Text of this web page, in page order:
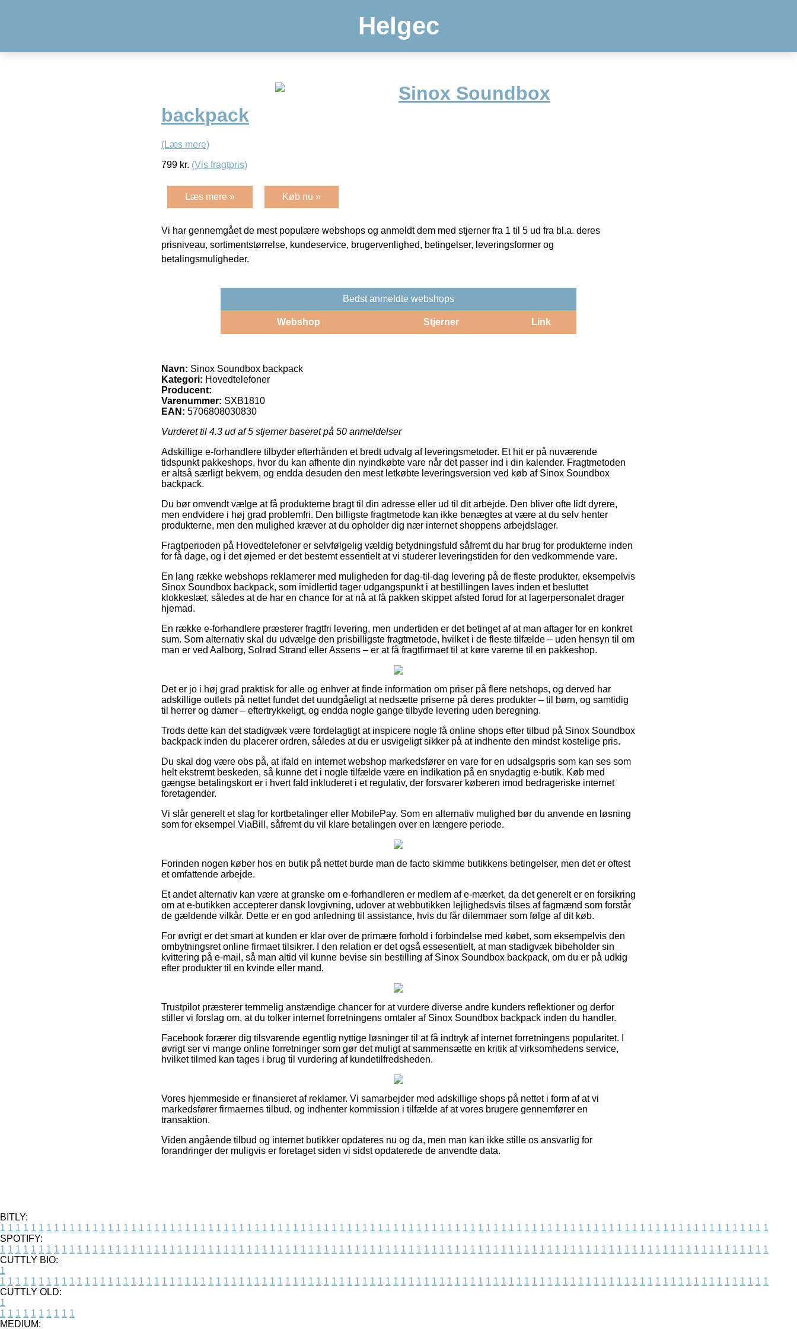
Helgec
Sinox Soundbox
backpack
(Læs mere)
799 kr. (Vis fragtpris)
Læs mere » Køb nu »
Vi har gennemgået de mest populære webshops og anmeldt dem med stjerner fra 1 til 5 ud fra bl.a. deres
prisniveau, sortimentstørrelse, kundeservice, brugervenlighed, betingelser, leveringsformer og
betalingsmuligheder.
Bedst anmeldte webshops
Webshop Stjerner Link
Navn: Sinox Soundbox backpack
Kategori: Hovedtelefoner
Producent:
Varenummer: SXB1810
EAN: 5706808030830
Vurderet til 4.3 ud af 5 stjerner baseret på 50 anmeldelser
Adskillige e-forhandlere tilbyder efterhånden et bredt udvalg af leveringsmetoder. Et hit er på nuværende
tidspunkt pakkeshops, hvor du kan afhente din nyindkøbte vare når det passer ind i din kalender. Fragtmetoden
er altså særligt bekvem, og endda desuden den mest letkøbte leveringsversion ved køb af Sinox Soundbox
backpack.
Du bør omvendt vælge at få produkterne bragt til din adresse eller ud til dit arbejde. Den bliver ofte lidt dyrere,
men endvidere i høj grad problemfri. Den billigste fragtmetode kan ikke benægtes at være at du selv henter
produkterne, men den mulighed kræver at du opholder dig nær internet shoppens arbejdslager.
Fragtperioden på Hovedtelefoner er selvfølgelig vældig betydningsfuld såfremt du har brug for produkterne inden
for få dage, og i det øjemed er det bestemt essentielt at vi studerer leveringstiden for den vedkommende vare.
En lang række webshops reklamerer med muligheden for dag-til-dag levering på de fleste produkter, eksempelvis
Sinox Soundbox backpack, som imidlertid tager udgangspunkt i at bestillingen laves inden et besluttet
klokkeslæt, således at de har en chance for at nå at få pakken skippet afsted forud for at lagerpersonalet drager
hjemad.
En række e-forhandlere præsterer fragtfri levering, men undertiden er det betinget af at man aftager for en konkret
sum. Som alternativ skal du udvælge den prisbilligste fragtmetode, hvilket i de fleste tilfælde – uden hensyn til om
man er ved Aalborg, Solrød Strand eller Assens – er at få fragtfirmaet til at køre varerne til en pakkeshop.
Det er jo i høj grad praktisk for alle og enhver at finde information om priser på flere netshops, og derved har
adskillige outlets på nettet fundet det uundgåeligt at nedsætte priserne på deres produkter – til børn, og samtidig
til herrer og damer – eftertrykkeligt, og endda nogle gange tilbyde levering uden beregning.
Trods dette kan det stadigvæk være fordelagtigt at inspicere nogle få online shops efter tilbud på Sinox Soundbox
backpack inden du placerer ordren, således at du er usvigeligt sikker på at indhente den mindst kostelige pris.
Du skal dog være obs på, at ifald en internet webshop markedsfører en vare for en udsalgspris som kan ses som
helt ekstremt beskeden, så kunne det i nogle tilfælde være en indikation på en snydagtig e-butik. Køb med
gængse betalingskort er i hvert fald inkluderet i et regulativ, der forsvarer køberen imod bedrageriske internet
foretagender.
Vi slår generelt et slag for kortbetalinger eller MobilePay. Som en alternativ mulighed bør du anvende en løsning
som for eksempel ViaBill, såfremt du vil klare betalingen over en længere periode.
Forinden nogen køber hos en butik på nettet burde man de facto skimme butikkens betingelser, men det er oftest
et omfattende arbejde.
Et andet alternativ kan være at granske om e-forhandleren er medlem af e-mærket, da det generelt er en forsikring
om at e-butikken accepterer dansk lovgivning, udover at webbutikken lejlighedsvis tilses af fagmænd som forstår
de gældende vilkår. Dette er en god anledning til assistance, hvis du får dilemmaer som følge af dit køb.
For øvrigt er det smart at kunden er klar over de primære forhold i forbindelse med købet, som eksempelvis den
ombytningsret online firmaet tilsikrer. I den relation er det også essesentielt, at man stadigvæk bibeholder sin
kvittering på e-mail, så man altid vil kunne bevise sin bestilling af Sinox Soundbox backpack, om du er på udkig
efter produkter til en kvinde eller mand.
Trustpilot præsterer temmelig anstændige chancer for at vurdere diverse andre kunders reflektioner og derfor
stiller vi forslag om, at du tolker internet forretningens omtaler af Sinox Soundbox backpack inden du handler.
Facebook forærer dig tilsvarende egentlig nyttige løsninger til at få indtryk af internet forretningens popularitet. I
øvrigt ser vi mange online forretninger som gør det muligt at sammensætte en kritik af virksomhedens service,
hvilket tilmed kan tages i brug til vurdering af kundetilfredsheden.
Vores hjemmeside er finansieret af reklamer. Vi samarbejder med adskillige shops på nettet i form af at vi
markedsfører firmaernes tilbud, og indhenter kommission i tilfælde af at vores brugere gennemfører en
transaktion.
Viden angående tilbud og internet butikker opdateres nu og da, men man kan ikke stille os ansvarlig for
forandringer der muligvis er foretaget siden vi sidst opdaterede de anvendte data.
BITLY:
1 1 1 1 1 1 1 1 1 1 1 1 1 1 1 1 1 1 1 1 1 1 1 1 1 1 1 1 1 1 1 1 1 1 1 1 1 1 1 1 1 1 1 1 1 1 1 1 1 1 1 1 1 1 1 1 1 1 1 1 1 1 1 1 1 1 1 1 1 1 1 1 1 1 1 1 1 1 1 1 1 1 1 1 1 1 1 1 1 1 1 1 1 1 1 1 1 1 1 1
SPOTIFY:
1 1 1 1 1 1 1 1 1 1 1 1 1 1 1 1 1 1 1 1 1 1 1 1 1 1 1 1 1 1 1 1 1 1 1 1 1 1 1 1 1 1 1 1 1 1 1 1 1 1 1 1 1 1 1 1 1 1 1 1 1 1 1 1 1 1 1 1 1 1 1 1 1 1 1 1 1 1 1 1 1 1 1 1 1 1 1 1 1 1 1 1 1 1 1 1 1 1 1 1
CUTTLY BIO:
1
1 1 1 1 1 1 1 1 1 1 1 1 1 1 1 1 1 1 1 1 1 1 1 1 1 1 1 1 1 1 1 1 1 1 1 1 1 1 1 1 1 1 1 1 1 1 1 1 1 1 1 1 1 1 1 1 1 1 1 1 1 1 1 1 1 1 1 1 1 1 1 1 1 1 1 1 1 1 1 1 1 1 1 1 1 1 1 1 1 1 1 1 1 1 1 1 1 1 1 1
CUTTLY OLD:
1
1 1 1 1 1 1 1 1 1 1
MEDIUM: